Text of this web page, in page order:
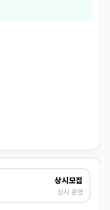
상시모집
상시 운영